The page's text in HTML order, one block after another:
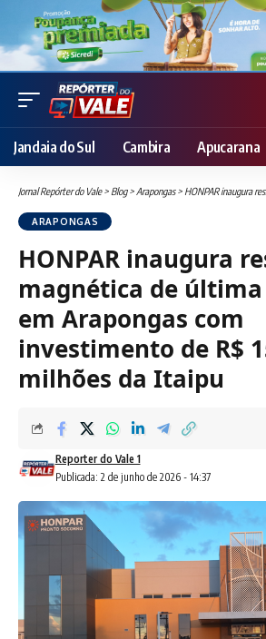
Jandaia do Sul Cambira Apucarana
Jornal Repórter do Vale> Blog>Arapongas> HONPAR inaugura ressonância magnética de
ARAPONGAS
HONPAR inaugura
magnética de
em Arapongas com
investimento de R$
milhões da Itaipu
Publicada: 2 de junho de 2026 - 14:37
Reporter do Vale 1